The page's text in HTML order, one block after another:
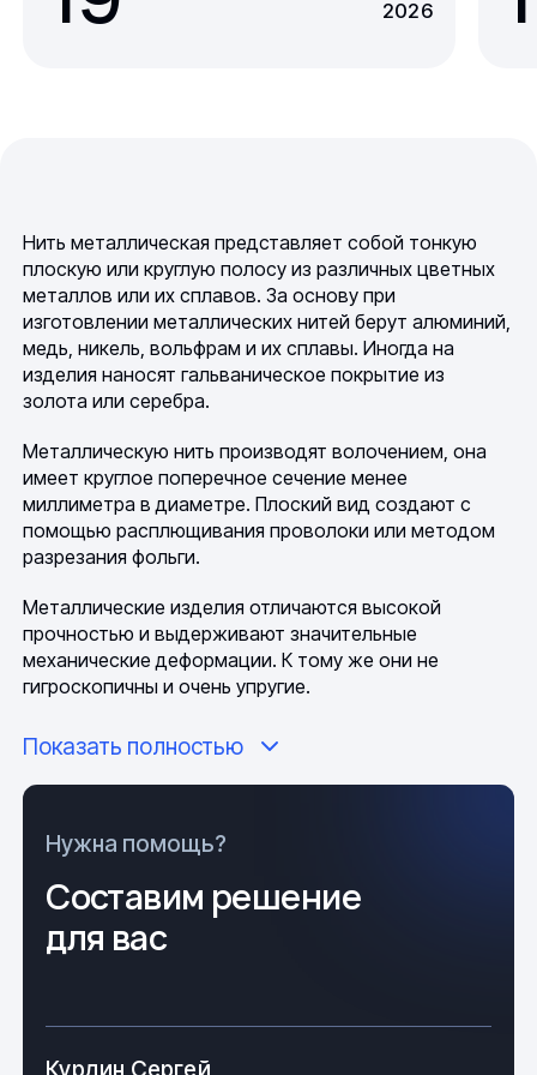
2026
Нить металлическая представляет собой тонкую
плоскую или круглую полосу из различных цветных
металлов или их сплавов. За основу при
изготовлении металлических нитей берут алюминий,
медь, никель, вольфрам и их сплавы. Иногда на
изделия наносят гальваническое покрытие из
золота или серебра.
Металлическую нить производят волочением, она
имеет круглое поперечное сечение менее
миллиметра в диаметре. Плоский вид создают с
помощью расплющивания проволоки или методом
разрезания фольги.
Металлические изделия отличаются высокой
прочностью и выдерживают значительные
механические деформации. К тому же они не
гигроскопичны и очень упругие.
Различают несколько видов металлических изделий:
тонкая круглой формы;
тонкая плоская в виде ленты (плющенка);
плоская или круглая, свитая в спираль (т.н.
канитель);
Показать полностью
Нужна помощь?
Составим решение
для вас
Курдин Сергей